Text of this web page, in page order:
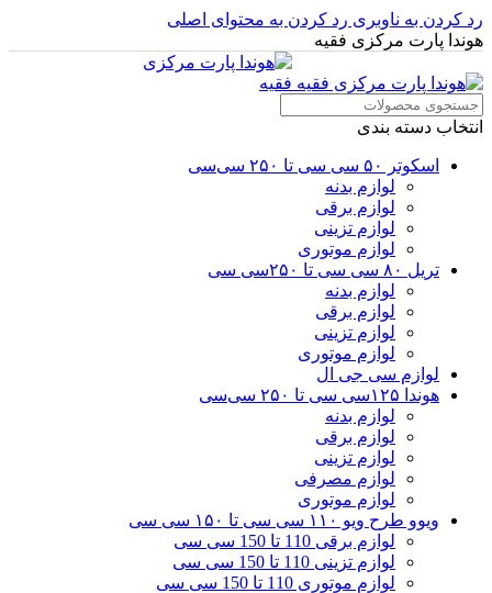
رد کردن به ناوبری رد کردن به محتوای اصلی
هوندا پارت مرکزی فقیه
انتخاب دسته بندی
اسکوتر ۵۰ سی سی تا ۲۵۰ سی‌سی
لوازم بدنه
لوازم برقی
لوازم تزینی
لوازم موتوری
تریل ۸۰ سی سی تا ۲۵۰سی سی
لوازم بدنه
لوازم برقی
لوازم تزینی
لوازم موتوری
لوازم سی جی ال
هوندا ۱۲۵سی سی تا ۲۵۰ سی‌سی
لوازم بدنه
لوازم برقی
لوازم تزینی
لوازم مصرفی
لوازم موتوری
ویوو طرح ویو ۱۱۰ سی سی تا ۱۵۰ سی سی
لوازم برقی 110 تا 150 سی سی
لوازم تزینی 110 تا 150 سی سی
لوازم موتوری 110 تا 150 سی سی